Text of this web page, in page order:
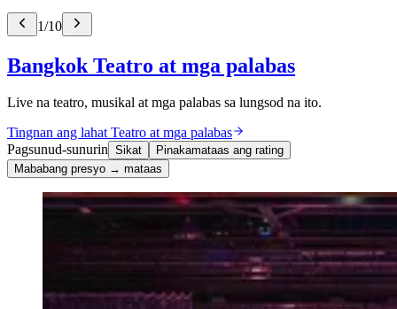
1/10
Bangkok Teatro at mga palabas
Live na teatro, musikal at mga palabas sa lungsod na ito.
Tingnan ang lahat Teatro at mga palabas
Pagsunud-sunurin Sikat
Pinakamataas ang rating
Mababang presyo → mataas